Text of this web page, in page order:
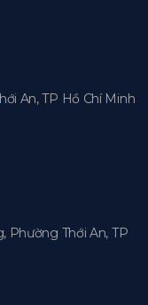
An, TP Hồ Chí Minh
Phường Thới An, TP